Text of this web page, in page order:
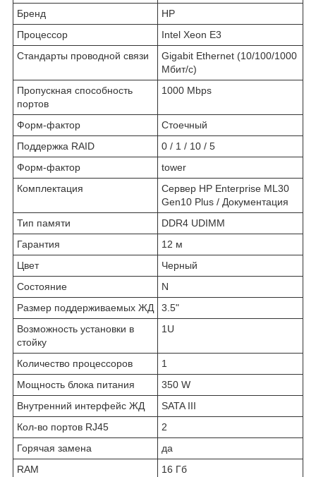
Бренд
HP
Процессор
Intel Xeon E3
Стандарты проводной связи
Gigabit Ethernet (10/100/1000
Мбит/с)
Пропускная способность
портов
1000 Mbps
Форм-фактор
Стоечный
Поддержка RAID
0 / 1 / 10 / 5
Форм-фактор
tower
Комплектация
Сервер HP Enterprise ML30
Gen10 Plus / Документация
Тип памяти
DDR4 UDIMM
Гарантия
12 м
Цвет
Черный
Состояние
N
Размер поддерживаемых ЖД
3.5"
Возможность установки в
стойку
1U
Количество процессоров
1
Мощность блока питания
350 W
Внутренний интерфейс ЖД
SATA III
Кол-во портов RJ45
2
Горячая замена
да
RAM
16 Гб